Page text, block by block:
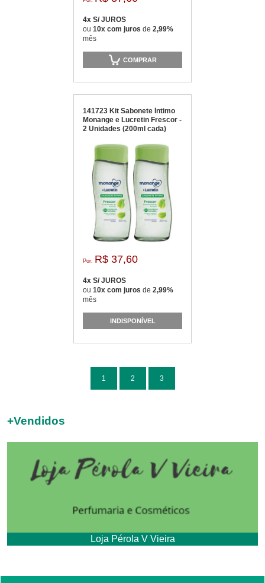
4x S/ JUROS
ou 10x com juros de 2,99%
mês
COMPRAR
141723 Kit Sabonete Íntimo
Monange e Lucretin Frescor -
2 Unidades (200ml cada)
Por: R$ 37,60
4x S/ JUROS
ou 10x com juros de 2,99%
mês
INDISPONÍVEL
1 2 3
+Vendidos
Loja Pérola V Vieira